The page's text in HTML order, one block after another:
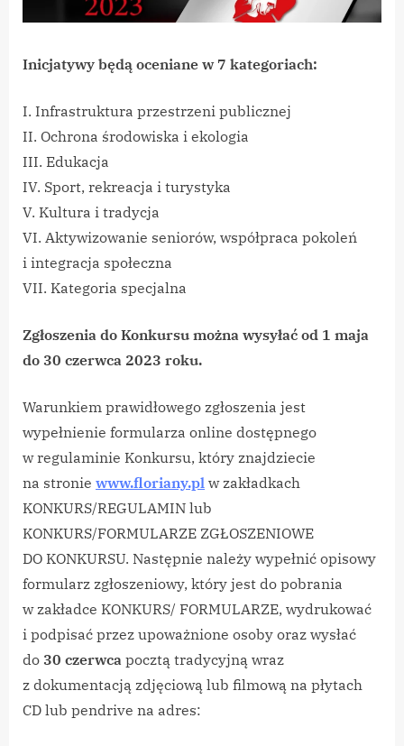
Inicjatywy będą oceniane w 7 kategoriach:
I. Infrastruktura przestrzeni publicznej
II. Ochrona środowiska i ekologia
III. Edukacja
IV. Sport, rekreacja i turystyka
V. Kultura i tradycja
VI. Aktywizowanie seniorów, współpraca pokoleń
i integracja społeczna
VII. Kategoria specjalna
Zgłoszenia do Konkursu można wysyłać od 1 maja
do 30 czerwca 2023 roku.
Warunkiem prawidłowego zgłoszenia jest
wypełnienie formularza online dostępnego
w regulaminie Konkursu, który znajdziecie
na stronie www.floriany.pl w zakładkach
KONKURS/REGULAMIN lub
KONKURS/FORMULARZE ZGŁOSZENIOWE
DO KONKURSU. Następnie należy wypełnić opisowy
formularz zgłoszeniowy, który jest do pobrania
w zakładce KONKURS/ FORMULARZE, wydrukować
i podpisać przez upoważnione osoby oraz wysłać
do 30 czerwca pocztą tradycyjną wraz
z dokumentacją zdjęciową lub filmową na płytach
CD lub pendrive na adres: